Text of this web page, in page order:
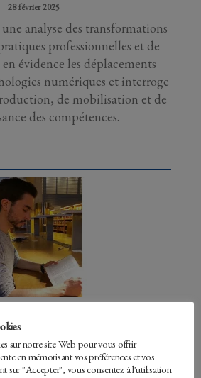
28 février 2025
analyse des transformations
professionnelles et de
évidence les déplacements
numériques et interroge
de mobilisation et de
des compétences.
3 décembre 2024
opacité. Du non-dit et de
« littérature des réfugiés » La
sur notre site Web pour vous offrir
en mémorisant vos préférences et vos
sur "Accepter", vous consentez à l'utilisation